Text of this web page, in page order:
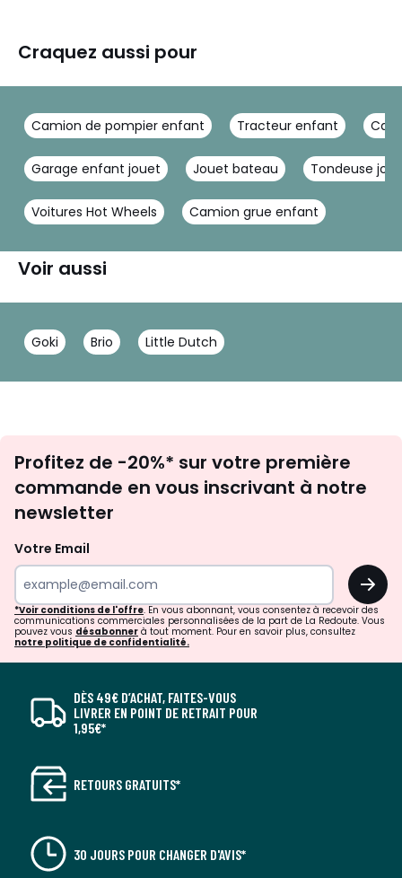
Craquez aussi pour
Camion de pompier enfant Tracteur enfant
Garage enfant jouet Jouet bateau Tondeuse
Voitures Hot Wheels Camion grue enfant
Voir aussi
Goki Brio Little Dutch
newsletter
Profitez de -20%* sur votre première
commande en vous inscrivant à notre
newsletter
Votre Email
OK
*Voir conditions de l'offre. En vous abonnant, vous consentez à recevoir des
communications commerciales personnalisées de la part de La Redoute. Vous
pouvez vous désabonner à tout moment. Pour en savoir plus, consultez
notre politique de confidentialité.
DÈS 49€ D’ACHAT, FAITES-VOUS
LIVRER EN POINT DE RETRAIT POUR
1,95€*
RETOURS GRATUITS*
30 JOURS POUR CHANGER D'AVIS*